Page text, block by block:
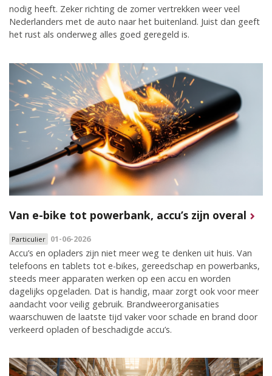
nodig heeft. Zeker richting de zomer vertrekken weer veel
Nederlanders met de auto naar het buitenland. Juist dan geeft
het rust als onderweg alles goed geregeld is.
Van e-bike tot powerbank, accu’s zijn overal
Particulier 01-06-2026
Accu’s en opladers zijn niet meer weg te denken uit huis. Van
telefoons en tablets tot e-bikes, gereedschap en powerbanks,
steeds meer apparaten werken op een accu en worden
dagelijks opgeladen. Dat is handig, maar zorgt ook voor meer
aandacht voor veilig gebruik. Brandweerorganisaties
waarschuwen de laatste tijd vaker voor schade en brand door
verkeerd opladen of beschadigde accu’s.